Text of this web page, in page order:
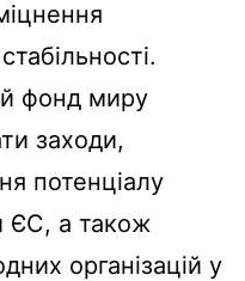
фонд миру
заходи,
потенціалу
ЄС, а також
організацій у